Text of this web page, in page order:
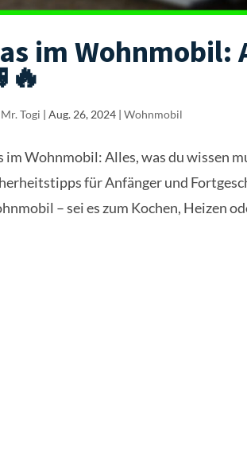
im Wohnmobil:
Mr. Togi |Aug. 26, 2024 |Wohnmobil
im Wohnmobil: Alles, was du wissen
für Anfänger und
– sei es zum Kochen, Heizen